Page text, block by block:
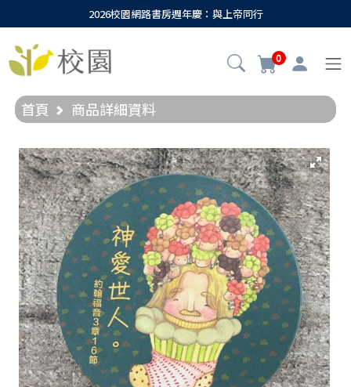
2026校園網路書房週年慶：與上帝同行
0
首頁 商品詳細資料